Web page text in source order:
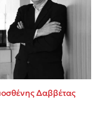
Δαββέτας